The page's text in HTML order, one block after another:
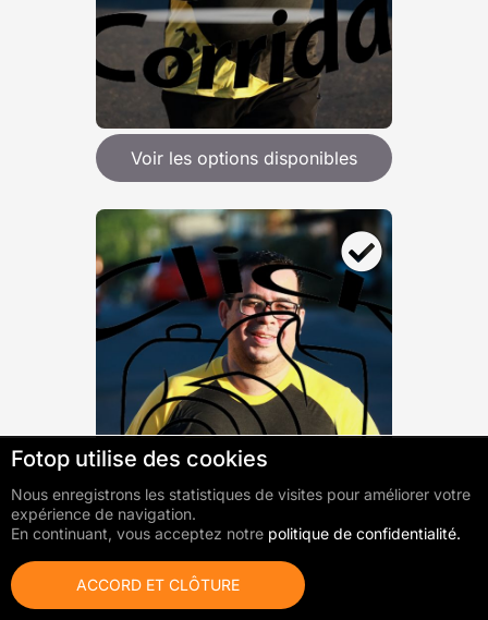
Voir les options disponibles
0photo(s) ajoutée(s)
Au total:
R$ 0,00
Fotop utilise des cookies
Nous enregistrons les statistiques de visites pour améliorer votre
expérience de navigation.
En continuant, vous acceptez notre politique de confidentialité.
ACCORD ET CLÔTURE